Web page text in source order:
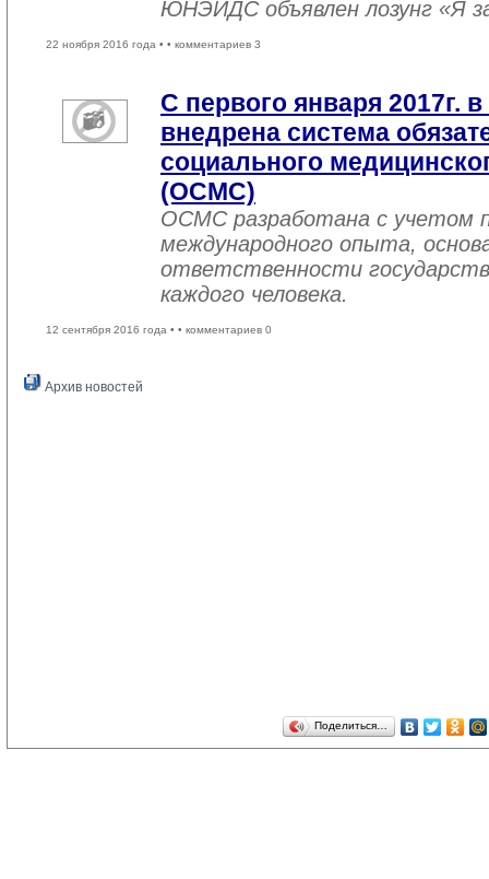
ЮНЭЙДС объявлен лозунг «Я
22 ноября 2016 года • • комментариев 3
С первого января 2017г.
внедрена система
социального
(ОСМС)
ОСМС разработана с учетом
международного опыта,
ответственности
каждого человека.
12 сентября 2016 года • • комментариев 0
Архив новостей
Поделиться…